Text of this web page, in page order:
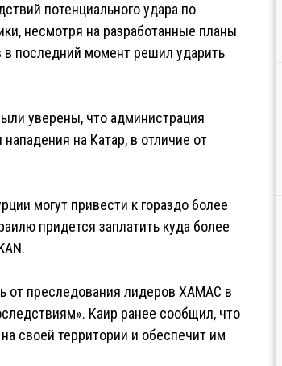
потенциального удара по
несмотря на разработанные планы
последний момент решил ударить
уверены, что администрация
на Катар, в отличие от
могут привести к гораздо более
придется заплатить куда более
от преследования лидеров ХАМАС в
Каир ранее сообщил, что
своей территории и обеспечит им